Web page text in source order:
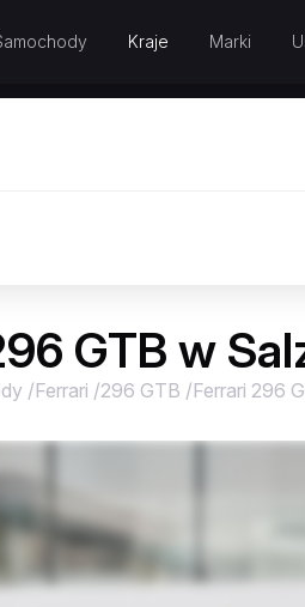
Kraje Marki
GTB w
/Ferrari /296 GTB /Ferrari 296